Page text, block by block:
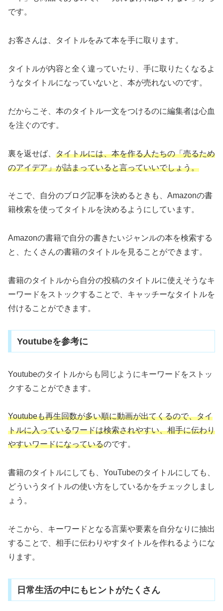
です。
お客さんは、タイトルをみて本を手に取ります。
タイトルが内容と全く違っていたり、手に取りたくなるよ
うなタイトルになっていないと、本が売れないのです。
だからこそ、本のタイトル一文をつけるのに編集者は心血
を注ぐのです。
裏を返せば、 タイトルには、本を作る人たちの「売るため
のアイデア」が詰まっていると言っていいでしょう。
そこで、自分のブログ記事を決めるときも、Amazonの書
籍検索を使ってタイトルを決めるようにしています。
Amazonの書籍で自分の書きたいジャンルの本を検索する
と、たくさんの書籍のタイトルを見ることができます。
書籍のタイトルから自分の投稿のタイトルに使えそうなキ
ーワードをストックすることで、キャッチーなタイトルを
付けることができます。
Youtubeを参考に
Youtubeのタイトルからも同じようにキーワードをストッ
クすることができます。
Youtubeも再生回数が多い順に動画が出てくるので、タイ
トルに入っているワードは検索されやすい、相手に伝わり
やすいワードになっているのです。
書籍のタイトルにしても、YouTubeのタイトルにしても、
どういうタイトルの使い方をしているかをチェックしまし
ょう。
そこから、キーワードとなる言葉や要素を自分なりに抽出
することで、相手に伝わりやすタイトルを作れるようにな
ります。
日常生活の中にもヒントがたくさん